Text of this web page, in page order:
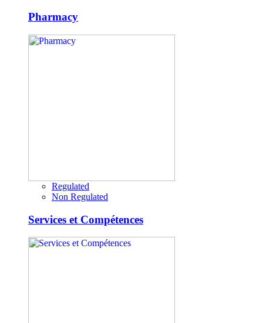
Pharmacy
Regulated
Non Regulated
Services et Compétences